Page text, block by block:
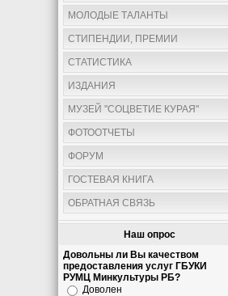
МОЛОДЫЕ ТАЛАНТЫ
СТИПЕНДИИ, ПРЕМИИ
СТАТИСТИКА
ИЗДАНИЯ
МУЗЕЙ "СОЦВЕТИЕ КУРАЯ"
ФОТООТЧЕТЫ
ФОРУМ
ГОСТЕВАЯ КНИГА
ОБРАТНАЯ СВЯЗЬ
Наш опрос
Довольны ли Вы качеством
предоставления услуг ГБУКИ
РУМЦ Минкультуры РБ?
Доволен